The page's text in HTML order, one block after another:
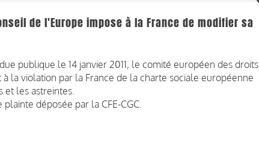
de l'Europe impose à la France de modifier sa
publique le 14 janvier 2011, le comité européen des droits
la violation par la France de la charte sociale européenne
et les astreintes.
déposée par la CFE-CGC.